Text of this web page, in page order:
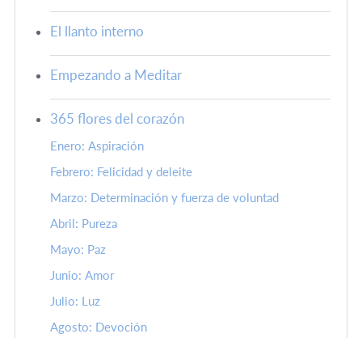
El llanto interno
Empezando a Meditar
365 flores del corazón
Enero: Aspiración
Febrero: Felicidad y deleite
Marzo: Determinación y fuerza de voluntad
Abril: Pureza
Mayo: Paz
Junio: Amor
Julio: Luz
Agosto: Devoción